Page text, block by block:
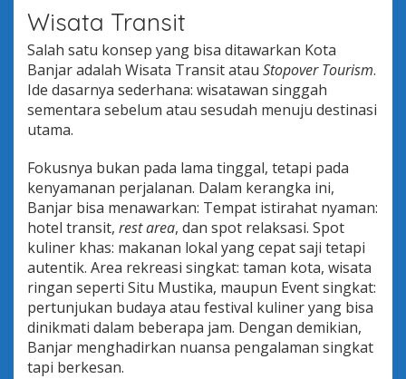
Wisata Transit
Salah satu konsep yang bisa ditawarkan Kota
Banjar adalah Wisata Transit atau Stopover Tourism.
Ide dasarnya sederhana: wisatawan singgah
sementara sebelum atau sesudah menuju destinasi
utama.
Fokusnya bukan pada lama tinggal, tetapi pada
kenyamanan perjalanan. Dalam kerangka ini,
Banjar bisa menawarkan: Tempat istirahat nyaman:
hotel transit, rest area, dan spot relaksasi. Spot
kuliner khas: makanan lokal yang cepat saji tetapi
autentik. Area rekreasi singkat: taman kota, wisata
ringan seperti Situ Mustika, maupun Event singkat:
pertunjukan budaya atau festival kuliner yang bisa
dinikmati dalam beberapa jam. Dengan demikian,
Banjar menghadirkan nuansa pengalaman singkat
tapi berkesan.